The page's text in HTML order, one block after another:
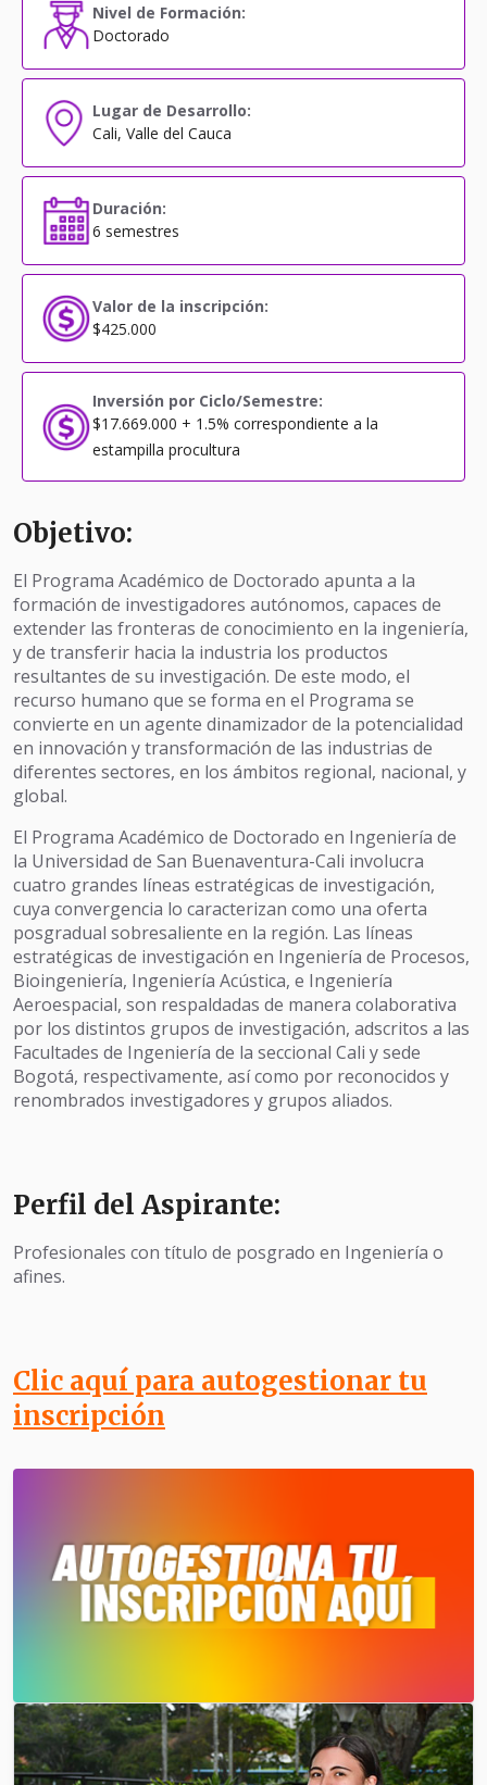
Nivel de Formación:
Doctorado
Lugar de Desarrollo:
Cali, Valle del Cauca
Duración:
6 semestres
Valor de la inscripción:
$425.000
Inversión por Ciclo/Semestre:
$17.669.000 + 1.5% correspondiente a la
estampilla procultura
Objetivo:
El Programa Académico de Doctorado apunta a la
formación de investigadores autónomos, capaces de
extender las fronteras de conocimiento en la ingeniería,
y de transferir hacia la industria los productos
resultantes de su investigación. De este modo, el
recurso humano que se forma en el Programa se
convierte en un agente dinamizador de la potencialidad
en innovación y transformación de las industrias de
diferentes sectores, en los ámbitos regional, nacional, y
global.
El Programa Académico de Doctorado en Ingeniería de
la Universidad de San Buenaventura-Cali involucra
cuatro grandes líneas estratégicas de investigación,
cuya convergencia lo caracterizan como una oferta
posgradual sobresaliente en la región. Las líneas
estratégicas de investigación en Ingeniería de Procesos,
Bioingeniería, Ingeniería Acústica, e Ingeniería
Aeroespacial, son respaldadas de manera colaborativa
por los distintos grupos de investigación, adscritos a las
Facultades de Ingeniería de la seccional Cali y sede
Bogotá, respectivamente, así como por reconocidos y
renombrados investigadores y grupos aliados.
Perfil del Aspirante:
Profesionales con título de posgrado en Ingeniería o
afines.
Clic aquí para autogestionar tu
inscripción